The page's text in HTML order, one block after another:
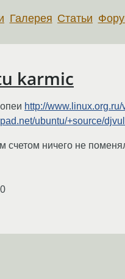
Галерея Статьи
karmic
http://
ubuntu/+source/
ничего не